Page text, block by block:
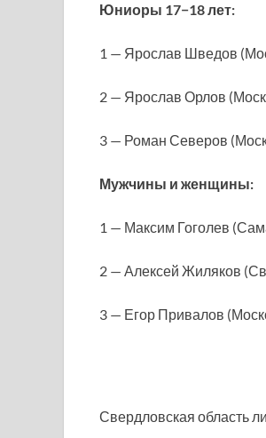
Юниоры 17−18 лет:
1 — Ярослав Шведов
2 — Ярослав Орлов
3 — Роман Северов
Мужчины и женщины:
1 — Максим Гоголев
2 — Алексей Жиляков
3 — Егор Привалов
Свердловская область